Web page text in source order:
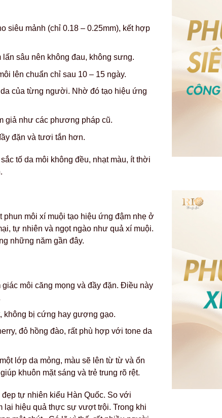
siêu mảnh (chỉ 0.18 – 0.25mm), kết hợp
sâu nên không đau, không sưng.
lên chuẩn chỉ sau 10 – 15 ngày.
của từng người. Nhờ đó tạo hiệu ứng
giả như các phương pháp cũ.
đặn và tươi tắn hơn.
tố da môi không đều, nhạt màu, ít thời
phun môi xí muội tạo hiệu ứng đậm nhẹ ở
tự nhiên và ngọt ngào như quả xí muội.
những năm gần đây.
môi căng mọng và đầy đặn. Điều này
không bị cứng hay gượng gạo.
đỏ hồng đào, rất phù hợp với tone da
lớp da mỏng, màu sẽ lên từ từ và ổn
khuôn mặt sáng và trẻ trung rõ rệt.
tự nhiên kiểu Hàn Quốc. So với
lại hiệu quả thực sự vượt trội. Trong khi